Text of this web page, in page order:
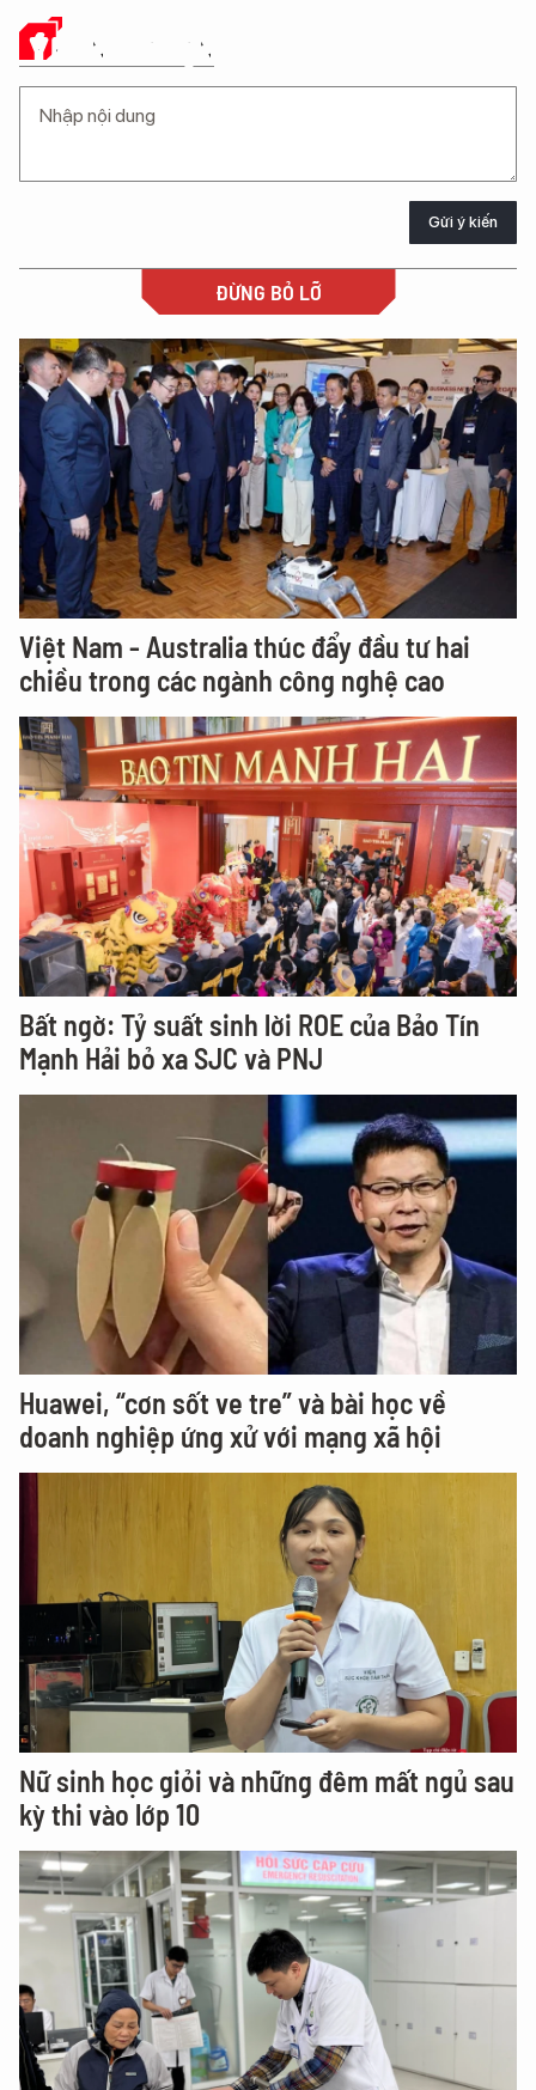
Ý KIẾN CỦA BẠN
Gửi ý kiến
ĐỪNG BỎ LỠ
Việt Nam - Australia thúc đẩy đầu tư hai
chiều trong các ngành công nghệ cao
Bất ngờ: Tỷ suất sinh lời ROE của Bảo Tín
Mạnh Hải bỏ xa SJC và PNJ
Huawei, “cơn sốt ve tre” và bài học về
doanh nghiệp ứng xử với mạng xã hội
Nữ sinh học giỏi và những đêm mất ngủ sau
kỳ thi vào lớp 10